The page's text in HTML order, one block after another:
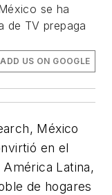
se ha
de TV prepaga
ADD US ON GOOGLE
México
en el
Latina,
de hogares